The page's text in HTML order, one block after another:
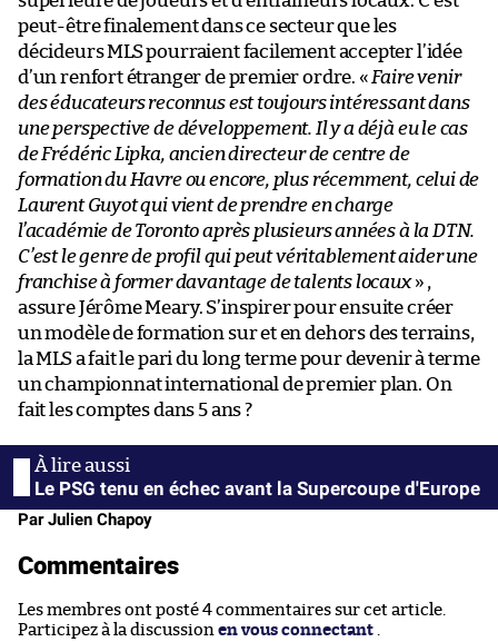
peut-être finalement dans ce secteur que les
décideurs MLS pourraient facilement accepter l’idée
d’un renfort étranger de premier ordre. « Faire venir
des éducateurs reconnus est toujours intéressant dans
une perspective de développement. Il y a déjà eu le cas
de Frédéric Lipka, ancien directeur de centre de
formation du Havre ou encore, plus récemment, celui de
Laurent Guyot qui vient de prendre en charge
l’académie de Toronto après plusieurs années à la DTN.
C’est le genre de profil qui peut véritablement aider une
franchise à former davantage de talents locaux» ,
assure Jérôme Meary. S’inspirer pour ensuite créer
un modèle de formation sur et en dehors des terrains,
la MLS a fait le pari du long terme pour devenir à terme
un championnat international de premier plan. On
fait les comptes dans 5 ans ?
Le PSG tenu en échec avant la Supercoupe d'Europe
Par Julien Chapoy
Commentaires
Les membres ont posté 4 commentaires sur cet article.
Participez à la discussion en vous connectant